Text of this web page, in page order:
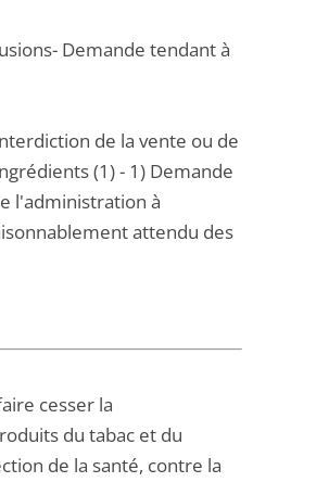
Demande tendant à
de la vente ou de
(1) - 1) Demande
l'administration à
attendu des
cesser la
du tabac et du
de la santé, contre la